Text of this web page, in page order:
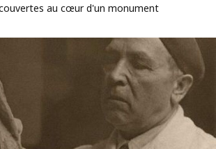
au cœur d'un monument